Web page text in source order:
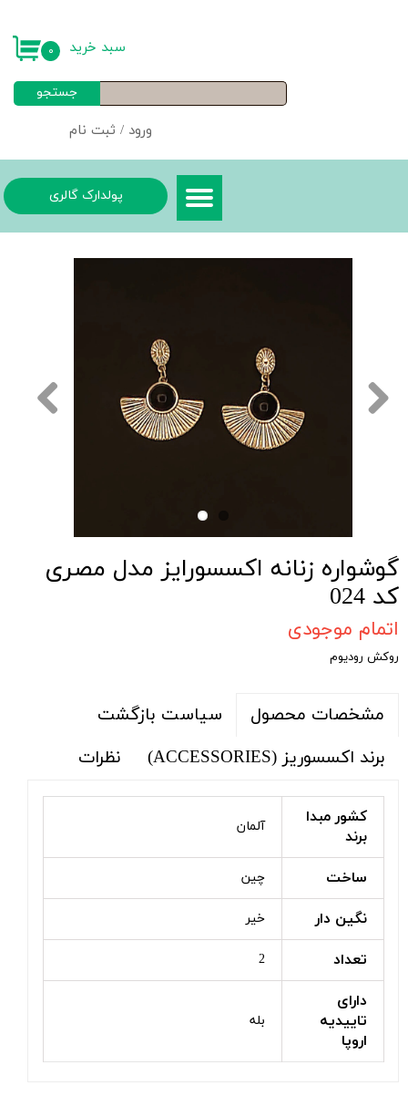
ورود / ثبت نام
خروج از حساب کاربری
جستجو
۰ سبد خرید
پولدارک گالری
گوشواره زنانه اکسسورایز مدل مصری
کد 024
اتمام موجودی
روکش رودیوم
مشخصات محصول
سیاست بازگشت
برند اکسسوریز (ACCESSORIES)
نظرات
کشور مبدا
برند
آلمان
ساخت چین
نگین دار خیر
تعداد 2
دارای
تاییدیه
اروپا
بله